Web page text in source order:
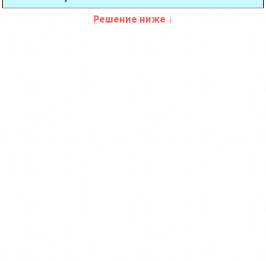
Решение ниже ↓